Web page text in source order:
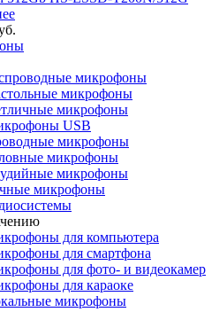
микрофоны
микрофоны
микрофоны
USB
микрофоны
микрофоны
микрофоны
микрофоны
для компьютера
для смартфона
для фото- и видеокамер
для караоке
микрофоны